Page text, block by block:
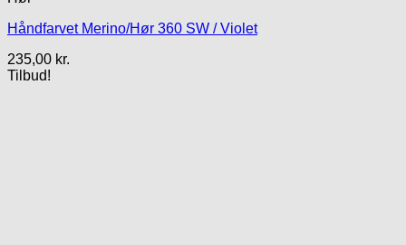
Håndfarvet Merino/Hør 360 SW / Violet
235,00 kr.
Tilbud!